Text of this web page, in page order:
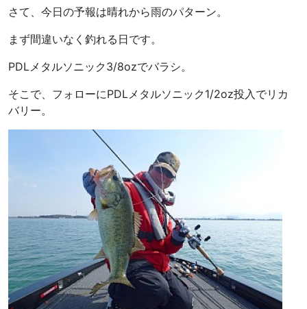
さて、今日の予報は晴れから雨のパターン。
まず間違いなく釣れる日です。
PDLメタルソニック3/8ozでバラシ。
そこで、フォローにPDLメタルソニック1/2oz投入でリカ
バリー。